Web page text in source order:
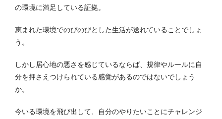
の環境に満足している証拠。
恵まれた環境でのびのびとした生活が送れていることでしょ
う。
しかし居心地の悪さを感じているならば、規律やルールに自
分を押さえつけられている感覚があるのではないでしょう
か。
今いる環境を飛び出して、自分のやりたいことにチャレンジ